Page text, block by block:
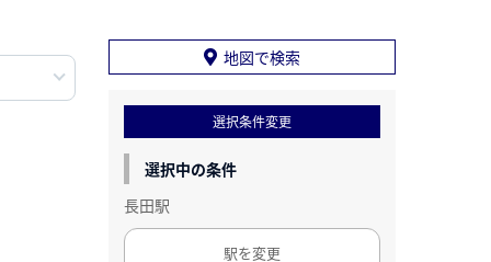
地図で検索
選択条件変更
選択中の条件
長田駅
駅を変更